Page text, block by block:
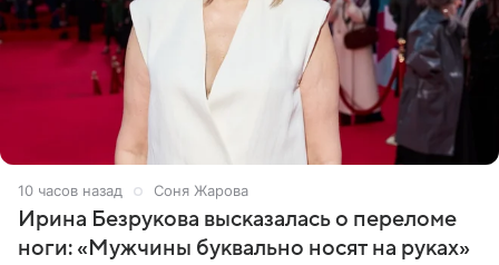
10 часов назад Соня Жарова
Ирина Безрукова высказалась о переломе
ноги: «Мужчины буквально носят на руках»